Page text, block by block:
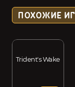
ПОХОЖИЕ
Trident's Wake